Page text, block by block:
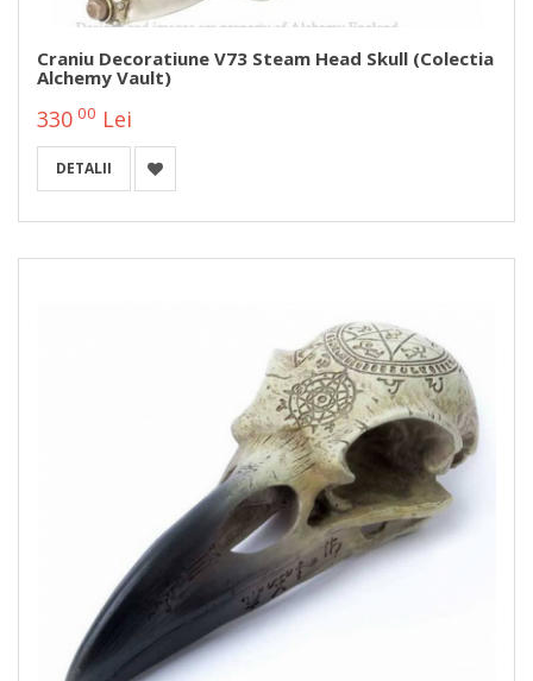
Craniu Decoratiune V73 Steam Head Skull (Colectia
Alchemy Vault)
330 00 Lei
DETALII